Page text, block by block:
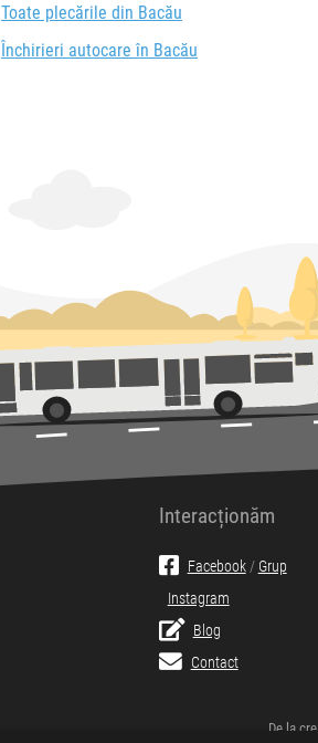
Toate plecările din Bacău
Închirieri autocare în Bacău
Interacționăm
Facebook/ Grup
Instagram
Blog
Contact
De la